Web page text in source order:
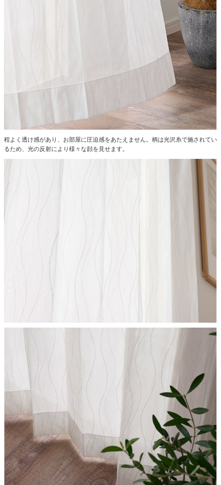
程よく透け感があり、お部屋に圧迫感をあたえません。 柄は光沢糸で施されてい
るため、光の反射により様々な顔を見せます。